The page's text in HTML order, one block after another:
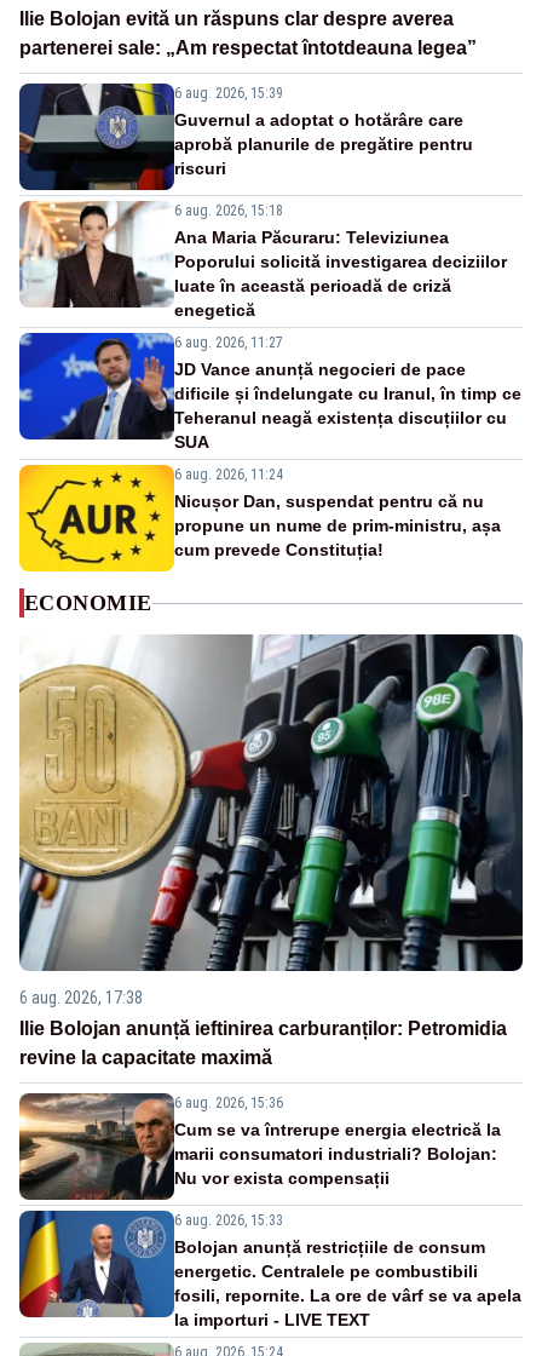
Ilie Bolojan evită un răspuns clar despre averea
partenerei sale: „Am respectat întotdeauna legea”
6 aug. 2026, 15:39
Guvernul a adoptat o hotărâre care
aprobă planurile de pregătire pentru
riscuri
6 aug. 2026, 15:18
Ana Maria Păcuraru: Televiziunea
Poporului solicită investigarea deciziilor
luate în această perioadă de criză
enegetică
6 aug. 2026, 11:27
JD Vance anunță negocieri de pace
dificile și îndelungate cu Iranul, în timp ce
Teheranul neagă existența discuțiilor cu
SUA
6 aug. 2026, 11:24
Nicușor Dan, suspendat pentru că nu
propune un nume de prim-ministru, așa
cum prevede Constituția!
ECONOMIE
6 aug. 2026, 17:38
Ilie Bolojan anunță ieftinirea carburanților: Petromidia
revine la capacitate maximă
6 aug. 2026, 15:36
Cum se va întrerupe energia electrică la
marii consumatori industriali? Bolojan:
Nu vor exista compensații
6 aug. 2026, 15:33
Bolojan anunță restricțiile de consum
energetic. Centralele pe combustibili
fosili, repornite. La ore de vârf se va apela
la importuri - LIVE TEXT
6 aug. 2026, 15:24